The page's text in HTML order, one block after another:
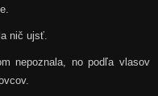
nič ujsť.
nepoznala, no podľa vlasov